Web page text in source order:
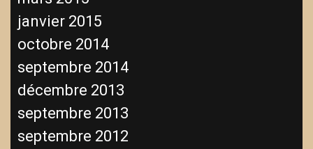
janvier 2015
octobre 2014
septembre 2014
décembre 2013
septembre 2013
septembre 2012